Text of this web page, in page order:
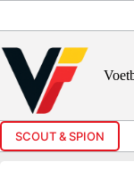
inhoud
SCOUT & SPION